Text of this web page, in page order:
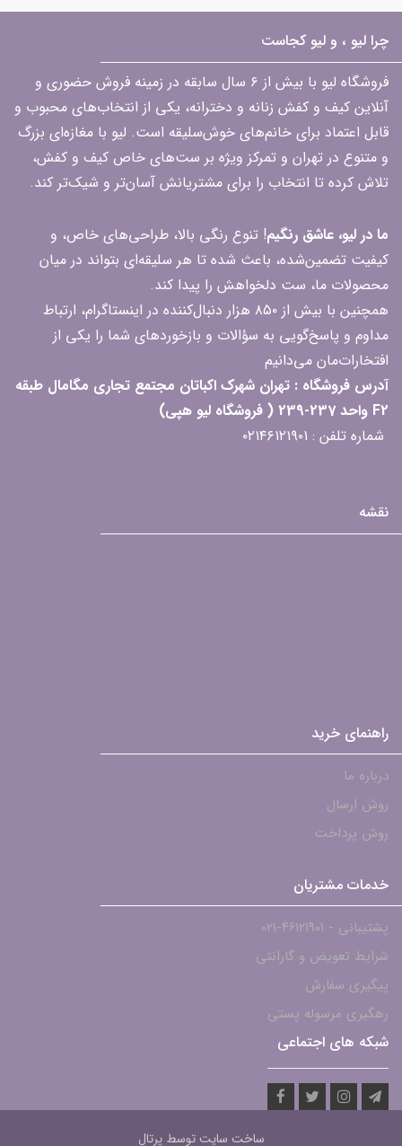
چرا لیو ، و لیو کجاست
فروشگاه لیو با بیش از ۶ سال سابقه در زمینه فروش حضوری و
آنلاین کیف و کفش زنانه و دخترانه، یکی از انتخاب‌های محبوب و
قابل اعتماد برای خانم‌های خوش‌سلیقه است. لیو با مغازه‌ای بزرگ
و متنوع در تهران و تمرکز ویژه بر ست‌های خاص کیف و کفش،
تلاش کرده تا انتخاب را برای مشتریانش آسان‌تر و شیک‌تر کند.
ما در لیو، عاشق رنگیم! تنوع رنگی بالا، طراحی‌های خاص، و
کیفیت تضمین‌شده، باعث شده تا هر سلیقه‌ای بتواند در میان
محصولات ما، ست دلخواهش را پیدا کند.
همچنین با بیش از ۸۵۰ هزار دنبال‌کننده در اینستاگرام، ارتباط
مداوم و پاسخ‌گویی به سؤالات و بازخوردهای شما را یکی از
افتخارات‌مان می‌دانیم
آدرس فروشگاه : تهران شهرک اکباتان مجتمع تجاری مگامال طبقه
F2 واحد 237-239 ( فروشگاه لیو هپی)
شماره تلفن : ۰۲۱۴۶۱۲۱۹۰۱
نقشه
راهنمای خرید
درباره ما
روش ارسال
روش پرداخت
خدمات مشتریان
پشتیبانی - ۴۶۱۲۱۹۰۱-021
شرایط تعویض و گارانتی
پیگیری سفارش
رهگیری مرسوله پستی
شبکه های اجتماعی
ساخت سایت توسطپرتال